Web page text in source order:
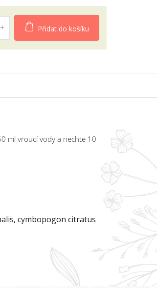
Přidat do košíku
ml vroucí vody a nechte 10
cymbopogon citratus